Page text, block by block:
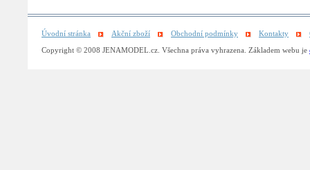
Úvodní stránka Akční zboží Obchodní podmínky Kontakty
Copyright © 2008 JENAMODEL.cz. Všechna práva vyhrazena. Základem webu je